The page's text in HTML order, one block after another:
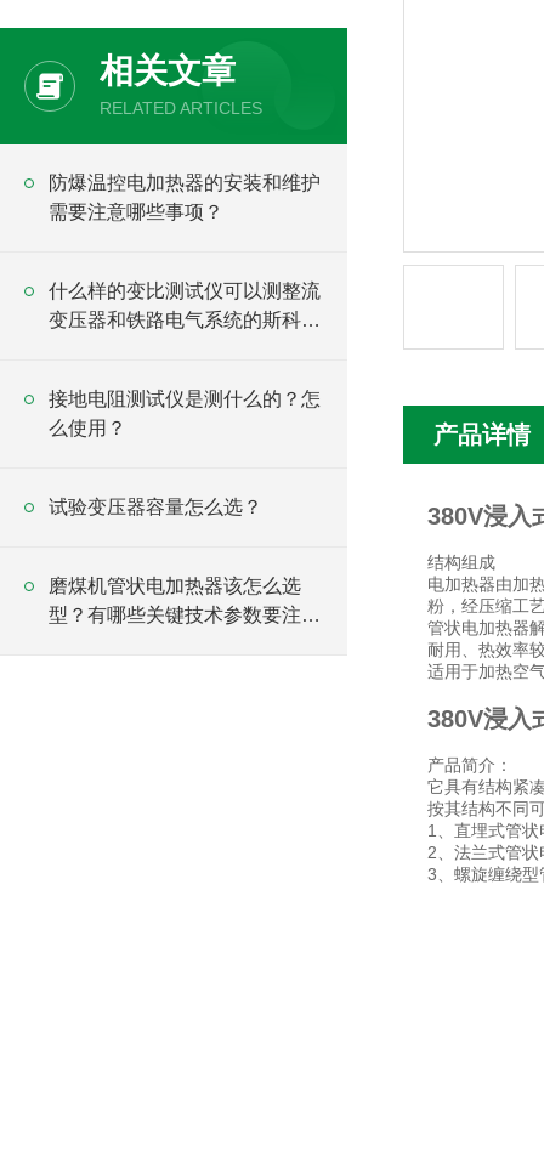
相关文章
RELATED ARTICLES
防爆温控电加热器的安装和维护
需要注意哪些事项？
什么样的变比测试仪可以测整流
变压器和铁路电气系统的斯科特
接地电阻测试仪是测什么的？怎
么使用？
试验变压器容量怎么选？
磨煤机管状电加热器该怎么选
型？有哪些关键技术参数要注
产品详情
380V浸入
结构组成
电加热器由加
粉，经压缩工
管状电加热器
耐用、热效率
适用于加热空
380V浸入
产品简介：
它具有结构紧
按其结构不同
1、直埋式管
2、法兰式管
3、螺旋缠绕